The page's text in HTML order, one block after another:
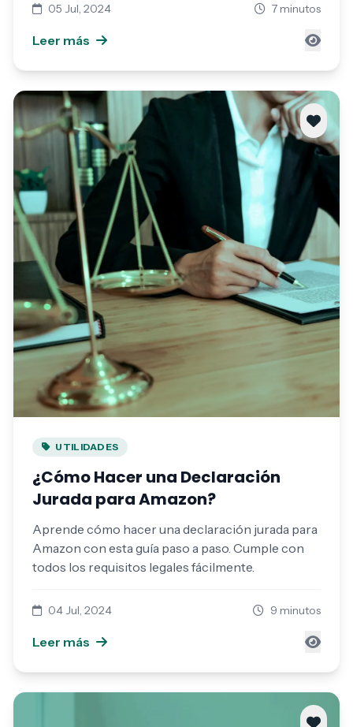
05 Jul, 2024 7 minutos
Leer más
UTILIDADES
¿Cómo Hacer una Declaración
Jurada para Amazon?
Aprende cómo hacer una declaración jurada para
Amazon con esta guía paso a paso. Cumple con
todos los requisitos legales fácilmente.
04 Jul, 2024 9 minutos
Leer más